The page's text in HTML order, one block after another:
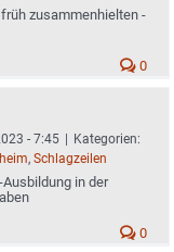
zusammenhielten -
0
- 7:45 | Kategorien:
, Schlagzeilen
in der
0